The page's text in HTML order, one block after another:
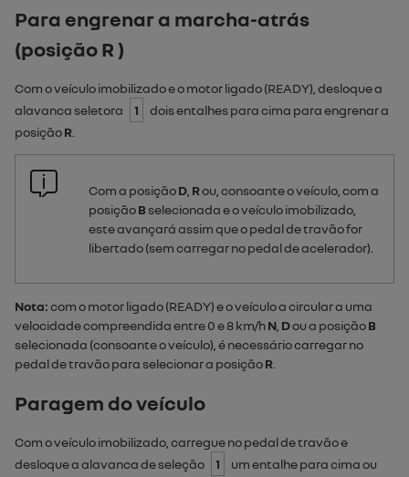
Para engrenar a marcha-atrás
(posição R )
Com o veículo imobilizado e o motor ligado (READY), desloque a
alavanca seletora
1
dois entalhes para cima para engrenar a
posiçãoR
Com a posiçãoD Rou, consoante o veículo, com a
posiçãoBselecionada e o veículo imobilizado,
este avançará assim que o pedal de travão for
libertado (sem carregar no pedal de acelerador).
Nota:com o motor ligado (READY) e o veículo a circular a uma
velocidade compreendida entre 0 e 8 km/hN Dou a posiçãoB
selecionada (consoante o veículo), é necessário carregar no
pedal de travão para selecionar a posiçãoR
Paragem do veículo
Com o veículo imobilizado, carregue no pedal de travão e
desloque a alavanca de seleção
1
um entalhe para cima ou